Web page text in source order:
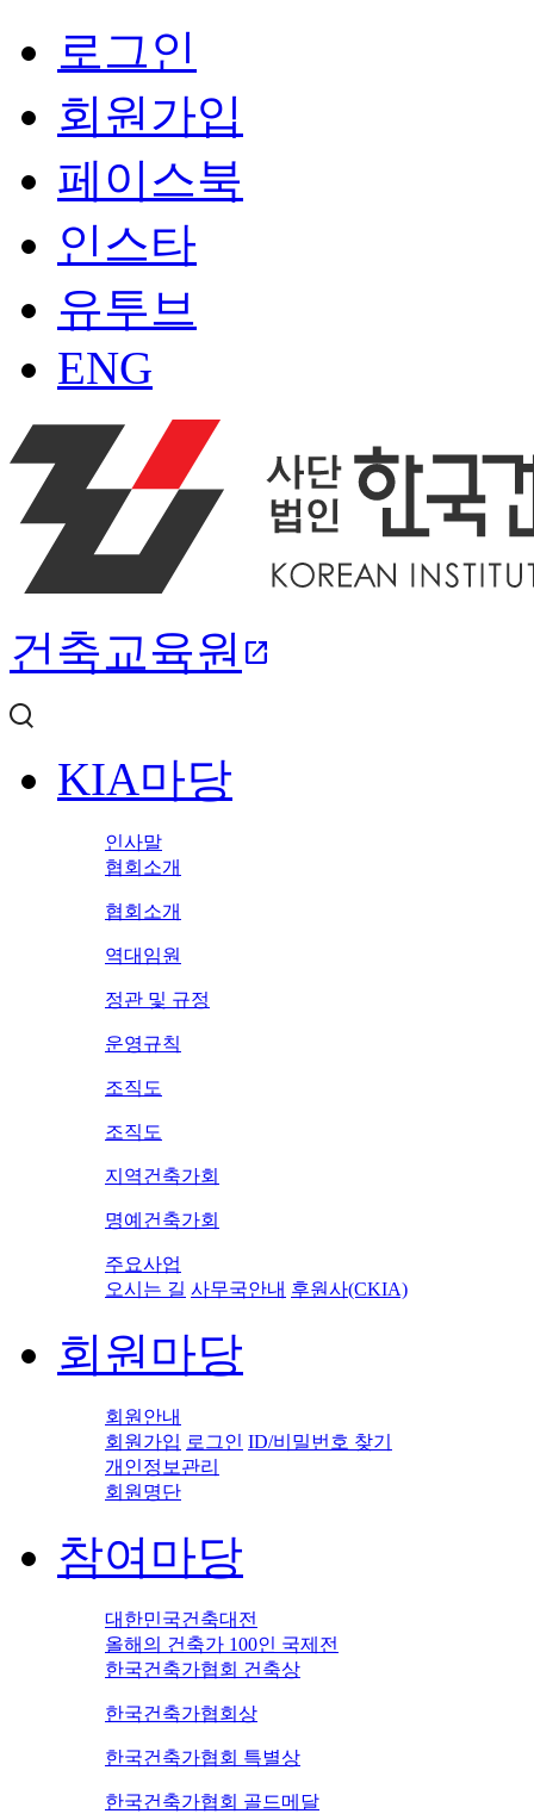
로그인
회원가입
페이스북
인스타
유투브
ENG
건축교육원 open_in_new
KIA마당
인사말
협회소개
협회소개
역대임원
정관 및 규정
운영규칙
조직도
조직도
지역건축가회
명예건축가회
주요사업
오시는 길 사무국안내 후원사(CKIA)
회원마당
회원안내
회원가입 로그인 ID/비밀번호 찾기
개인정보관리
회원명단
참여마당
대한민국건축대전
올해의 건축가 100인 국제전
한국건축가협회 건축상
한국건축가협회상
한국건축가협회 특별상
한국건축가협회 골드메달